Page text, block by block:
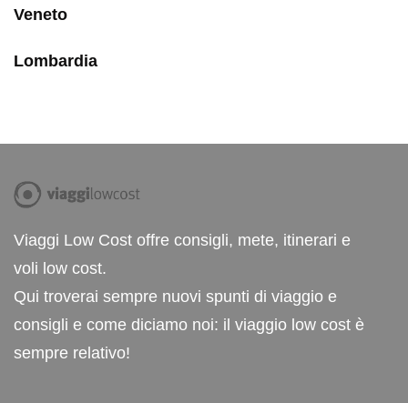
Veneto
Lombardia
Viaggi Low Cost offre consigli, mete, itinerari e
voli low cost.
Qui troverai sempre nuovi spunti di viaggio e
consigli e come diciamo noi: il viaggio low cost è
sempre relativo!